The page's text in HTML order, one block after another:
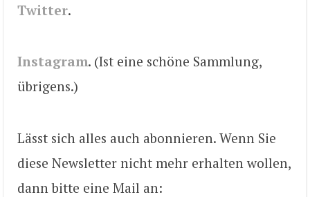
Twitter.
Instagram. (Ist eine schöne Sammlung,
übrigens.)
Lässt sich alles auch abonnieren. Wenn Sie
diese Newsletter nicht mehr erhalten wollen,
dann bitte eine Mail an: